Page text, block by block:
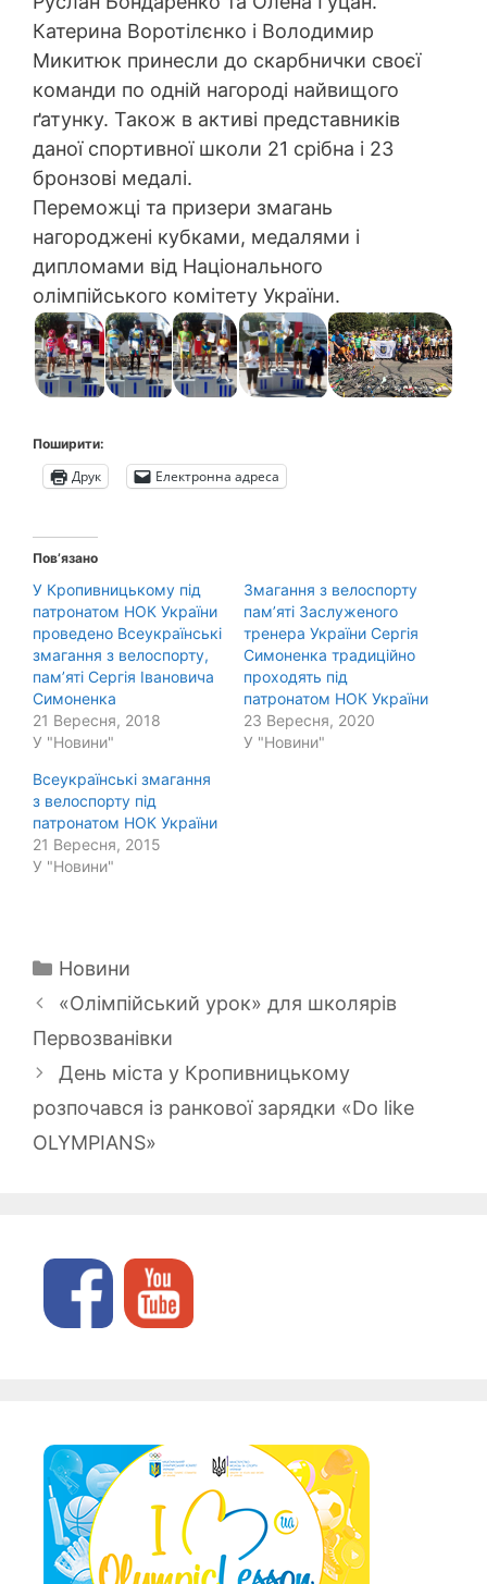
Катерина Воротілєнко і Володимир
Микитюк принесли до скарбнички своєї
команди по одній нагороді найвищого
ґатунку. Також в активі представників
даної спортивної школи 21 срібна і 23
бронзові медалі.
Переможці та призери змагань
нагороджені кубками, медалями і
дипломами від Національного
олімпійського комітету України.
Поширити:
Друк Електронна адреса
Пов’язано
У Кропивницькому під
патронатом НОК України
проведено Всеукраїнські
змагання з велоспорту,
пам’яті Сергія Івановича
Симоненка
21 Вересня, 2018
У "Новини"
Змагання з велоспорту
пам’яті Заслуженого
тренера України Сергія
Симоненка традиційно
проходять під
патронатом НОК України
23 Вересня, 2020
У "Новини"
Всеукраїнські змагання
з велоспорту під
патронатом НОК України
21 Вересня, 2015
У "Новини"
Категорії
Новини
«Олімпійський урок» для школярів
Первозванівки
День міста у Кропивницькому
розпочався із ранкової зарядки «Do like
OLYMPIANS»